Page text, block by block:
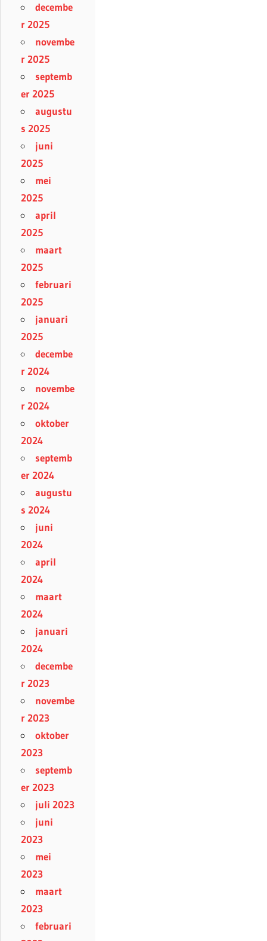
decembe
r 2025
novembe
r 2025
septemb
er 2025
augustu
s 2025
juni
2025
mei
2025
april
2025
maart
2025
februari
2025
januari
2025
decembe
r 2024
novembe
r 2024
oktober
2024
septemb
er 2024
augustu
s 2024
juni
2024
april
2024
maart
2024
januari
2024
decembe
r 2023
novembe
r 2023
oktober
2023
septemb
er 2023
juli 2023
juni
2023
mei
2023
maart
2023
februari